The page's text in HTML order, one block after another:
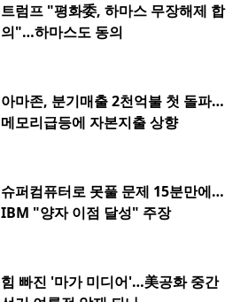
트럼프 "평화委, 하마스 무장해제 합
의"…하마스도 동의
아마존, 분기매출 2천억불 첫 돌파…
메모리급등에 자본지출 상향
슈퍼컴퓨터로 못풀 문제 15분만에…
IBM "양자 이점 달성" 주장
힘 빠진 '마가 미디어'…美공화 중간